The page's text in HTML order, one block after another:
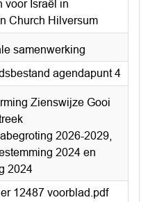
voor Israël in
Church Hilversum
samenwerking
agendapunt 4
Zienswijze Gooi
2026-2029,
2024 en
2024
12487 voorblad.pdf